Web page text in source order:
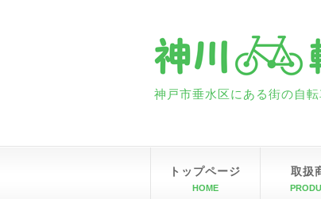
神戸市垂水区にある街の自
トップページ
HOME
取扱